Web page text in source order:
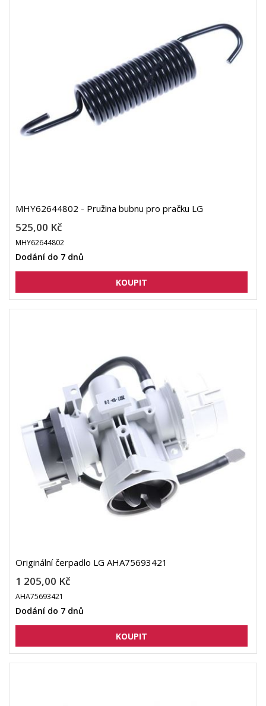
MHY62644802 - Pružina bubnu pro pračku LG
525,00 Kč
MHY62644802
Dodání do 7 dnů
Originální čerpadlo LG AHA75693421
1 205,00 Kč
AHA75693421
Dodání do 7 dnů